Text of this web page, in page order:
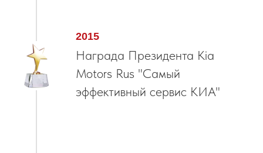
2015
Награда Президента Kia
Motors Rus "Самый
эффективный сервис КИА"